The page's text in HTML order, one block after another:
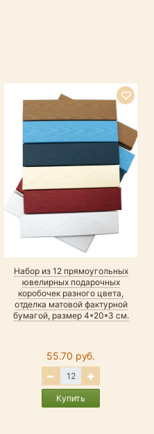
Набор из 12 прямоугольных
ювелирных подарочных
коробочек разного цвета,
отделка матовой фактурной
бумагой, размер 4*20*3 см.
55.70 руб.
Купить